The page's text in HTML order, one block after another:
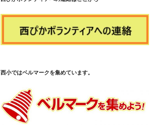
西小ではベルマークを集めています。